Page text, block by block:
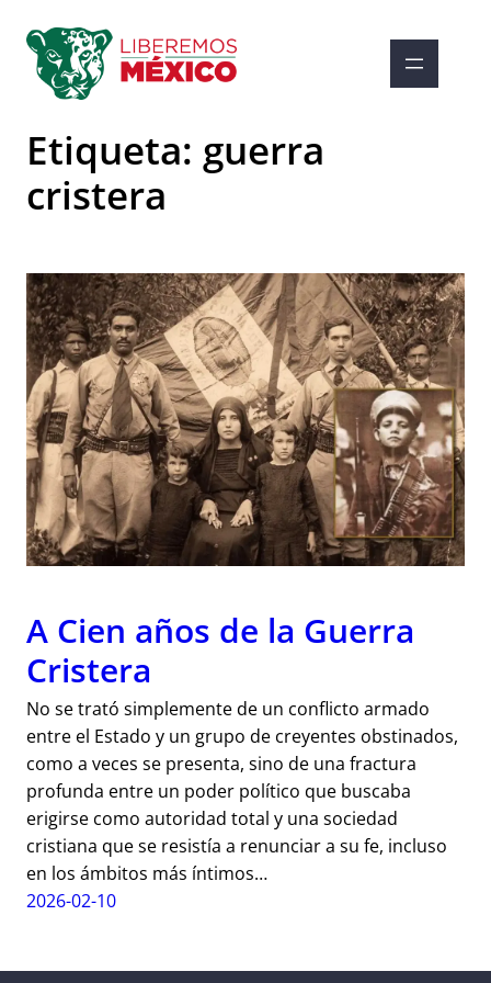
contenido
Etiqueta: guerra
cristera
A Cien años de la Guerra
Cristera
No se trató simplemente de un conflicto armado
entre el Estado y un grupo de creyentes obstinados,
como a veces se presenta, sino de una fractura
profunda entre un poder político que buscaba
erigirse como autoridad total y una sociedad
cristiana que se resistía a renunciar a su fe, incluso
en los ámbitos más íntimos…
2026-02-10